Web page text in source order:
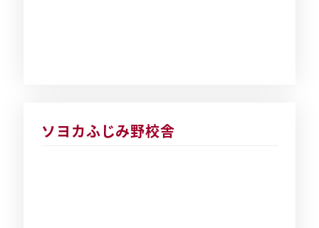
ソヨカふじみ野校舎